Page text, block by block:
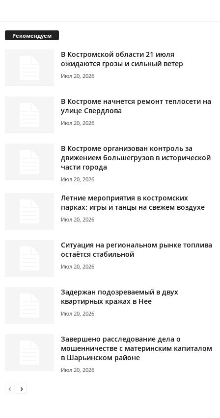
Рекомендуем
В Костромской области 21 июля
ожидаются грозы и сильный ветер
Июл 20, 2026
В Костроме начнется ремонт теплосети на
улице Свердлова
Июл 20, 2026
В Костроме организован контроль за
движением большегрузов в исторической
части города
Июл 20, 2026
Летние мероприятия в костромских
парках: игры и танцы на свежем воздухе
Июл 20, 2026
Ситуация на региональном рынке топлива
остаётся стабильной
Июл 20, 2026
Задержан подозреваемый в двух
квартирных кражах в Нее
Июл 20, 2026
Завершено расследование дела о
мошенничестве с материнским капиталом
в Шарьинском районе
Июл 20, 2026